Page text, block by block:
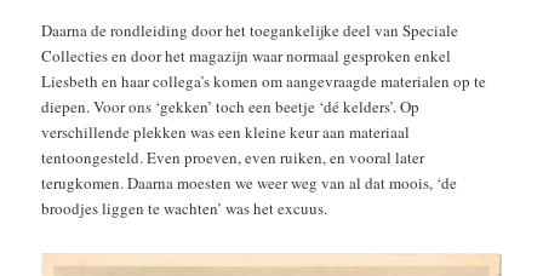
Daarna de rondleiding door het toegankelijke deel van Speciale
Collecties en door het magazijn waar normaal gesproken enkel
Liesbeth en haar collega’s komen om aangevraagde materialen op te
diepen. Voor ons ‘gekken’ toch een beetje ‘dé kelders’. Op
verschillende plekken was een kleine keur aan materiaal
tentoongesteld. Even proeven, even ruiken, en vooral later
terugkomen. Daarna moesten we weer weg van al dat moois, ‘de
broodjes liggen te wachten’ was het excuus.